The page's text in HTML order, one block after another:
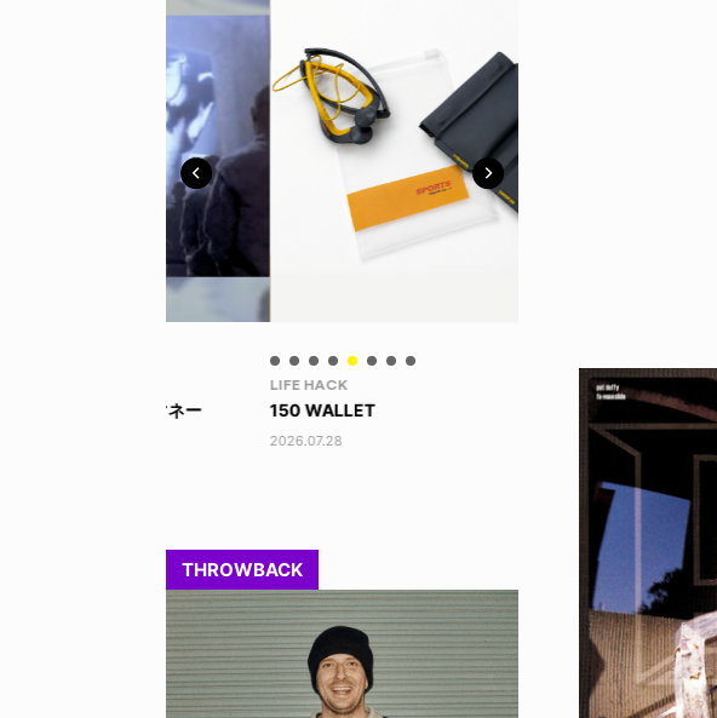
150 WALLET
THROWBACK